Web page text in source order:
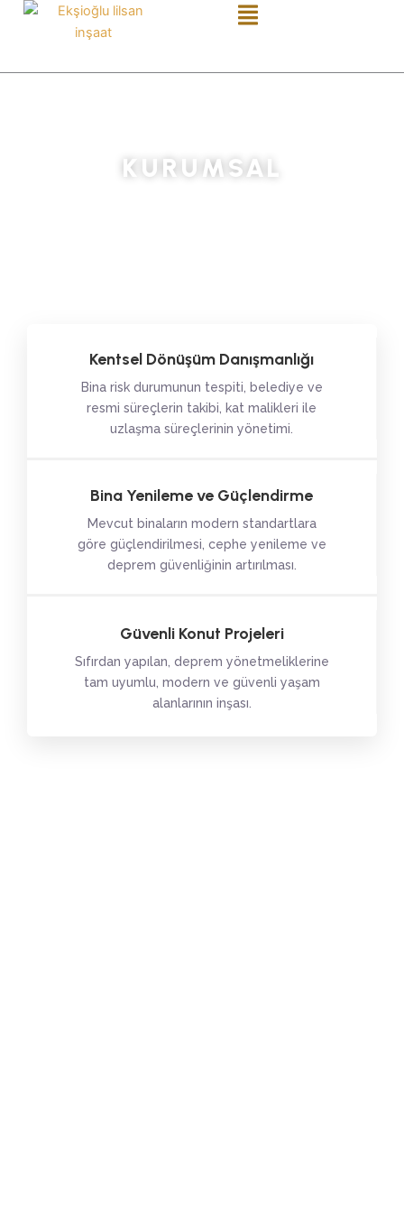
KURUMSAL
Kentsel Dönüşüm Danışmanlığı
Bina risk durumunun tespiti, belediye ve
resmi süreçlerin takibi, kat malikleri ile
uzlaşma süreçlerinin yönetimi.
Bina Yenileme ve Güçlendirme
Mevcut binaların modern standartlara
göre güçlendirilmesi, cephe yenileme ve
deprem güvenliğinin artırılması.
Güvenli Konut Projeleri
Sıfırdan yapılan, deprem yönetmeliklerine
tam uyumlu, modern ve güvenli yaşam
alanlarının inşası.